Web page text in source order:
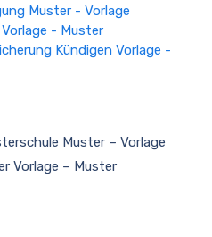
Muster - Vorlage
- Muster
Kündigen Vorlage -
Muster – Vorlage
Vorlage – Muster